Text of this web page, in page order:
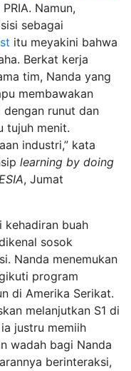
Namun,
sebagai
itu meyakini bahwa
Berkat kerja
tim, Nanda yang
membawakan
runut dan
tujuh menit.
industri,” kata
learning by doing
, Jumat
kehadiran buah
sosok
Nanda menemukan
program
di Amerika Serikat.
melanjutkan S1 di
justru memiih
wadah bagi Nanda
berinteraksi,